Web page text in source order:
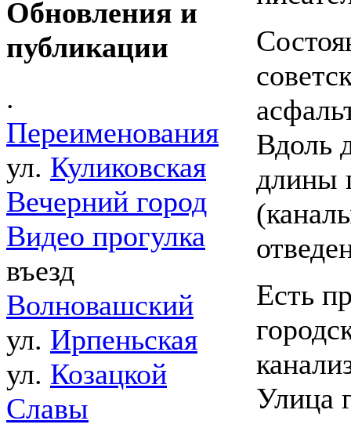
Обновления и
публикации
.
Переименования
ул. Куликовская
Вечерний город
Видео прогулка
въезд
Волновашский
ул. Ирпеньская
ул. Козацкой
Славы
Вдоль
длины
Есть
Улица